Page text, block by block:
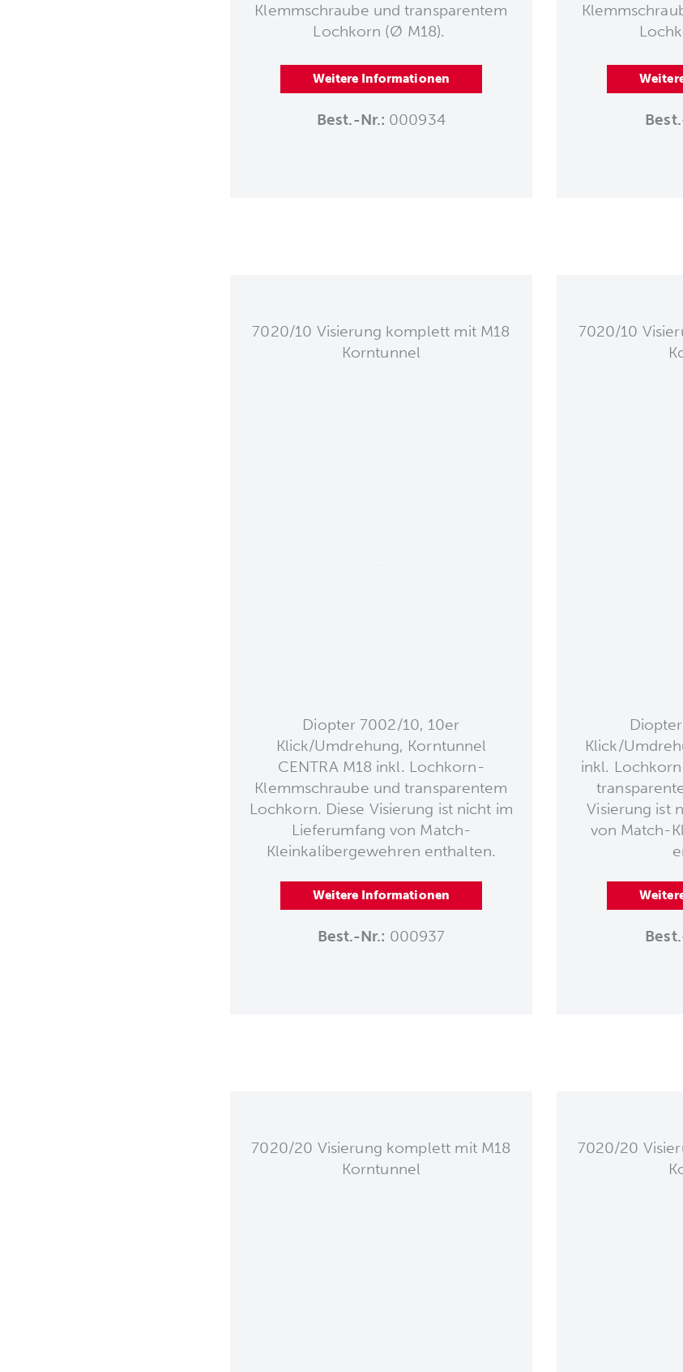
Klemmschraube und transparentem
Lochkorn (Ø M18).
Weitere Informationen
Best.-Nr.: 000934
7020/10 Visierung komplett mit M18
Korntunnel
Diopter 7002/10, 10er
Klick/Umdrehung, Korntunnel
CENTRA M18 inkl. Lochkorn-
Klemmschraube und transparentem
Lochkorn. Diese Visierung ist nicht im
Lieferumfang von Match-
Kleinkalibergewehren enthalten.
Weitere Informationen
Best.-Nr.: 000937
7020/10
Klick/
inkl.
Visierung ist
von Match-
7020/20 Visierung komplett mit M18
Korntunnel
7020/20